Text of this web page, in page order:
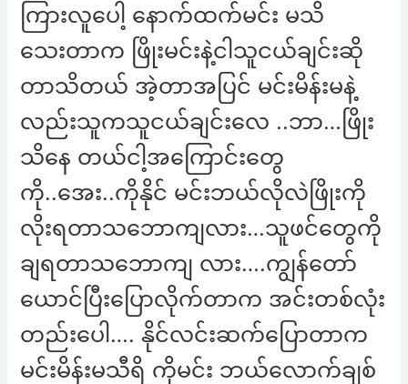
ကြားလူပေါ့ နောက်ထက်မင်း မသိ
သေးတာက ဖြိုးမင်းနဲ့ငါသူငယ်ချင်းဆို
တာသိတယ် အဲ့တာအပြင် မင်းမိန်းမနဲ့
လည်းသူကသူငယ်ချင်းလေ ..ဘာ…ဖြိုး
သိနေ တယ်ငါ့အကြောင်းတွေ
ကို..အေး..ကိုနိုင် မင်းဘယ်လိုလဲဖြိုးကို
လိုးရတာသဘောကျလား…သူဖင်တွေကို
ချရတာသဘောကျ လား….ကျွန်တော်
ယောင်ပြီးပြောလိုက်တာက အင်းတစ်လုံး
တည်းပေါ…. နိုင်လင်းဆက်ပြောတာက
မင်းမိန်းမသီရိ ကိုမင်း ဘယ်လောက်ချစ်